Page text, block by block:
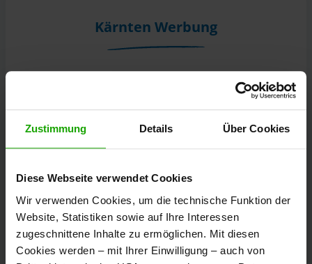
Zustimmung Details Über Cookies
Diese Webseite verwendet Cookies
Wir verwenden Cookies, um die technische Funktion der
Website, Statistiken sowie auf Ihre Interessen
zugeschnittene Inhalte zu ermöglichen. Mit diesen
Cookies werden – mit Ihrer Einwilligung – auch von
Kärnten Werbung
Österreich
+43/463/3000
info@kaernten.at
Bleibe informiert!